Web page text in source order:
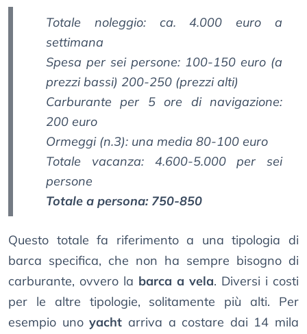
Totale noleggio: ca. 4.000 euro a
settimana
Spesa per sei persone: 100-150 euro (a
prezzi bassi) 200-250 (prezzi alti)
Carburante per 5 ore di navigazione:
200 euro
Ormeggi (n.3): una media 80-100 euro
Totale vacanza: 4.600-5.000 per sei
persone
Totale a persona: 750-850
Questo totale fa riferimento a una tipologia di
barca specifica, che non ha sempre bisogno di
carburante, ovvero la barca a vela. Diversi i costi
per le altre tipologie, solitamente più alti. Per
esempio unoyacht arriva a costare dai 14 mila